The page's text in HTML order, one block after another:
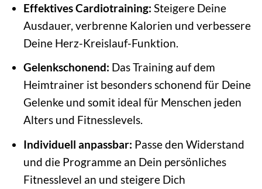
Effektives Cardiotraining: Steigere Deine
Ausdauer, verbrenne Kalorien und verbessere
Deine Herz-Kreislauf-Funktion.
Gelenkschonend: Das Training auf dem
Heimtrainer ist besonders schonend für Deine
Gelenke und somit ideal für Menschen jeden
Alters und Fitnesslevels.
Individuell anpassbar: Passe den Widerstand
und die Programme an Dein persönliches
Fitnesslevel an und steigere Dich